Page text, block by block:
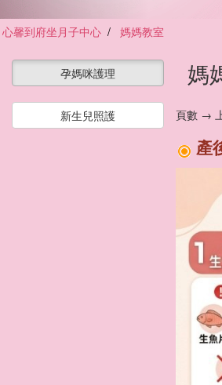
心馨到府坐月子中心 媽媽教室
孕媽咪護理
新生兒照護
媽
頁數 →
產